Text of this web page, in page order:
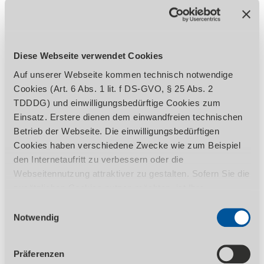
Diese Webseite verwendet Cookies
Auf unserer Webseite kommen technisch notwendige
Cookies (Art. 6 Abs. 1 lit. f DS-GVO, § 25 Abs. 2
TDDDG) und einwilligungsbedürftige Cookies zum
Einsatz. Erstere dienen dem einwandfreien technischen
Betrieb der Webseite. Die einwilligungsbedürftigen
Cookies haben verschiedene Zwecke wie zum Beispiel
den Internetaufritt zu verbessern oder die
Webseitennutzung attraktiver zu gestalten. Sofern Sie die
1 TDDDG erforderlich. Ihre erteilte Einwilligung können
Sie jederzeit durch Aufruf des Consent-Banners mit
Wirkung für die Zukunft widerrufen. Nähere Informationen
zu den einzelnen Cookies und die damit in Verbindung
Notwendig
Präferenzen
invertergesteuerter Bürstendrehzahl: dies
ermöglicht die genaue Anpassung der
Drehzahl an den Werkstoff, dadurch
besonders für empfindliche Werkstoffe
geeignet.
Einheit für Sägeschnittoptik optional
erhältlich
Garantie nur für Endkunden in Deutschland